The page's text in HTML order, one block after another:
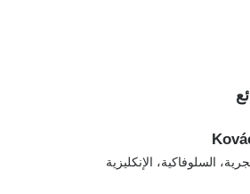
السلوفاكية، الإنكليزية